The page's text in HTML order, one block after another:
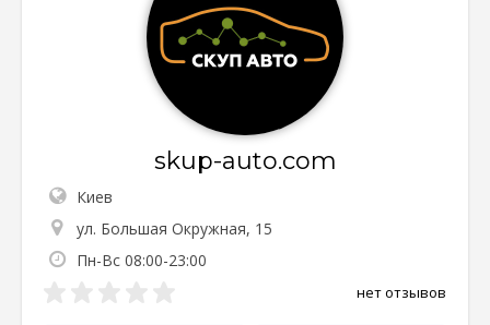
skup-auto.com
Киев
ул. Большая Окружная, 15
Пн-Вс 08:00-23:00
нет отзывов